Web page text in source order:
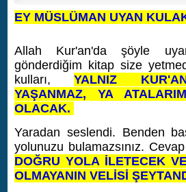
EY MÜSLÜMAN UYAN
Allah Kur'an'da şöyle
gönderdiğim kitap size
kulları,
YALNIZ
YAŞANMAZ, YA
OLACAK.
Yaradan seslendi. Benden
yolunuzu bulamazsınız.
DOĞRU YOLA İLETECEK
OLMAYANIN VELİSİ